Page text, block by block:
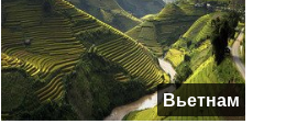
Вьетнам